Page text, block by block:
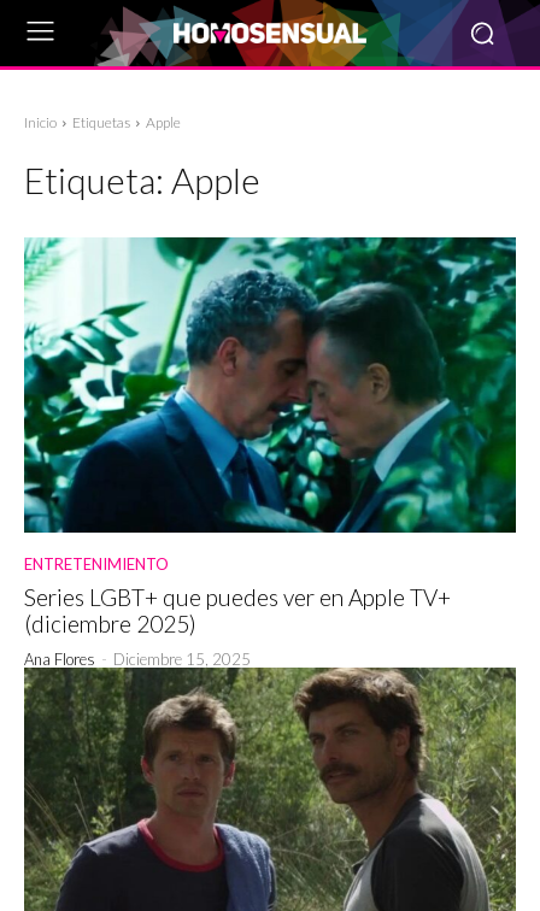
Inicio Etiquetas Apple
Etiqueta: Apple
ENTRETENIMIENTO
Series LGBT+ que puedes ver en Apple TV+
(diciembre 2025)
Ana Flores - Diciembre 15, 2025